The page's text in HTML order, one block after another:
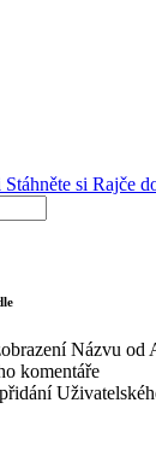
Stáhněte si Rajče
Názvu od
komentáře